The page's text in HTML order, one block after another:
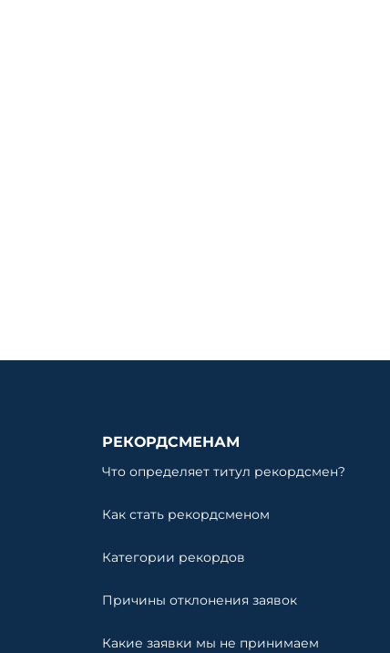
РЕКОРДСМЕНАМ
Что определяет титул рекордсмен?
Как стать рекордсменом
Категории рекордов
Причины отклонения заявок
Какие заявки мы не принимаем